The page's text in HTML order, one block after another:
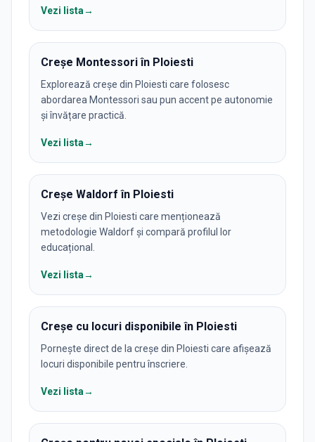
Vezi lista→
Creșe Montessori în Ploiesti
Explorează creșe din Ploiesti care folosesc
abordarea Montessori sau pun accent pe autonomie
și învățare practică.
Vezi lista→
Creșe Waldorf în Ploiesti
Vezi creșe din Ploiesti care menționează
metodologie Waldorf și compară profilul lor
educațional.
Vezi lista→
Creșe cu locuri disponibile în Ploiesti
Pornește direct de la creșe din Ploiesti care afișează
locuri disponibile pentru înscriere.
Vezi lista→